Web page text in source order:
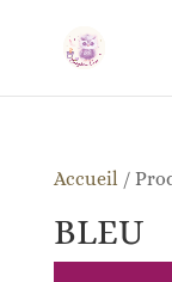
Accueil /
BLEU